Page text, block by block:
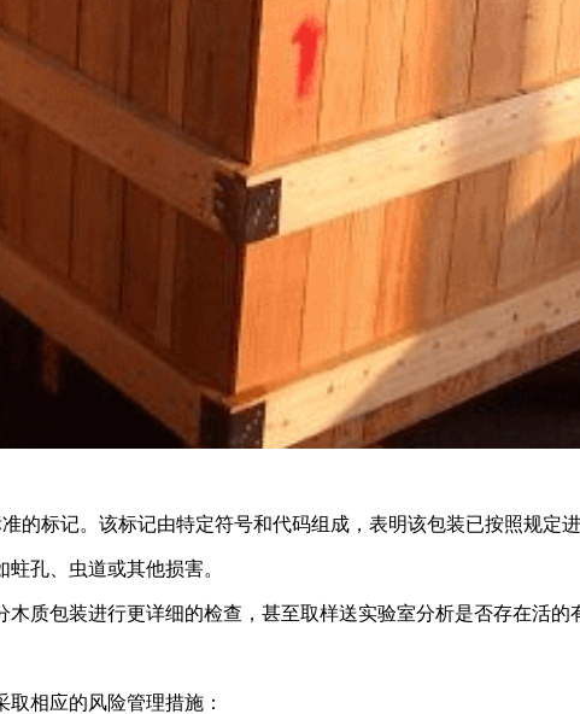
的标记。该标记由特定符号和代码组成，表明该包装已按照规定
孔、虫道或其他损害。
木质包装进行更详细的检查，甚至取样送实验室分析是否存在活的
相应的风险管理措施：